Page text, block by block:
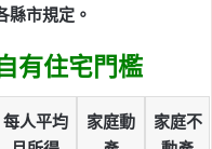
縣市規定。
有住宅門檻
每人平均
家庭動
家庭不